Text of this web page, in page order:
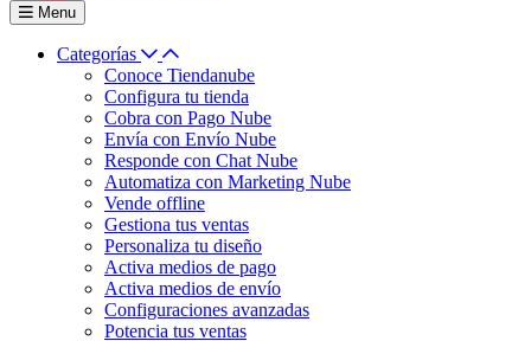
Menu
Categorías
Conoce Tiendanube
Configura tu tienda
Cobra con Pago Nube
Envía con Envío Nube
Responde con Chat Nube
Automatiza con Marketing Nube
Vende offline
Gestiona tus ventas
Personaliza tu diseño
Activa medios de pago
Activa medios de envío
Configuraciones avanzadas
Potencia tus ventas